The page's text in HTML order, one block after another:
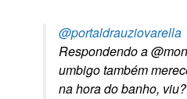
@portaldrauziovarella
Respondendo a
umbigo também
na hora do banho, viu?